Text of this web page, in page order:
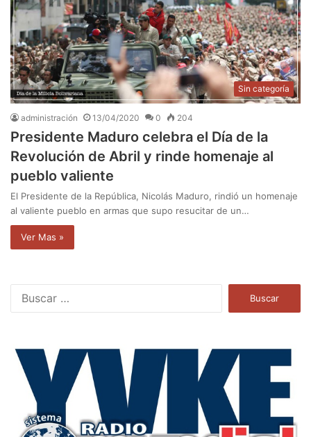
Sin categoría
administración 13/04/2020 0 204
Presidente Maduro celebra el Día de la
Revolución de Abril y rinde homenaje al
pueblo valiente
El Presidente de la República, Nicolás Maduro, rindió un homenaje
al valiente pueblo en armas que supo resucitar de un…
Ver Mas »
a